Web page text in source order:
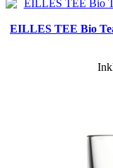
EILLES TEE Bio